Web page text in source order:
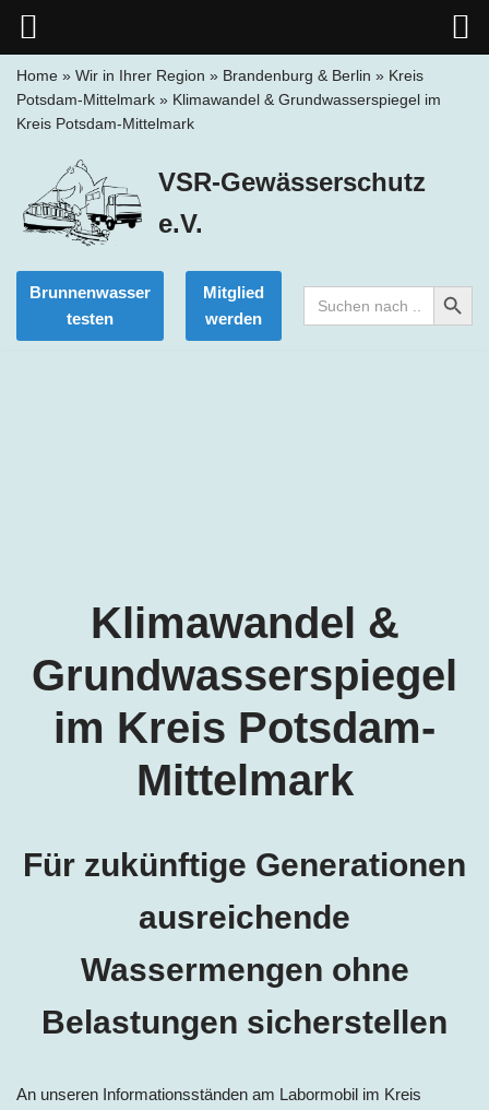
springen
Home » Wir in Ihrer Region » Brandenburg & Berlin » Kreis
Potsdam-Mittelmark » Klimawandel & Grundwasserspiegel im
Kreis Potsdam-Mittelmark
VSR-Gewässerschutz
e.V.
Brunnenwasser
testen
Mitglied
werden
Search
for:
Search Button
Klimawandel &
Grundwasserspiegel
im Kreis Potsdam-
Mittelmark
Für zukünftige Generationen
ausreichende
Wassermengen ohne
Belastungen sicherstellen
An unseren Informationsständen am Labormobil im Kreis